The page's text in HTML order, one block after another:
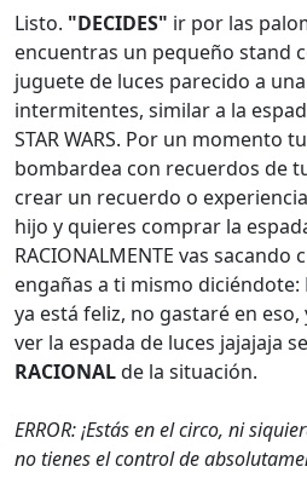
Listo. "DECIDES" ir por las
encuentras un pequeño stand
juguete de luces parecido a
intermitentes, similar a la
STAR WARS. Por un momento
bombardea con recuerdos de
crear un recuerdo o
hijo y quieres comprar la
RACIONALMENTE vas
engañas a ti mismo diciéndote:
ya está feliz, no gastaré en
ver la espada de luces jajajaja
RACIONALde la situación.
ERROR: ¡Estás en el circo, ni
no tienes el control de